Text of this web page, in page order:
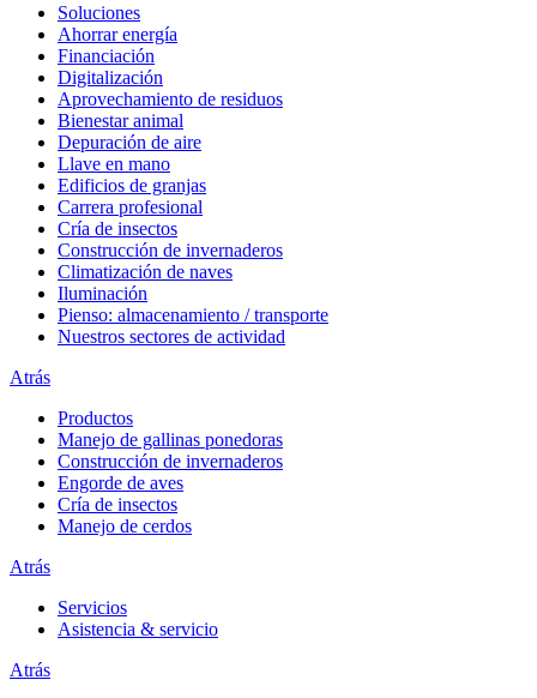
Soluciones
Ahorrar energía
Financiación
Digitalización
Aprovechamiento de residuos
Bienestar animal
Depuración de aire
Llave en mano
Edificios de granjas
Carrera profesional
Cría de insectos
Construcción de invernaderos
Climatización de naves
Iluminación
Pienso: almacenamiento / transporte
Nuestros sectores de actividad
Atrás
Productos
Manejo de gallinas ponedoras
Construcción de invernaderos
Engorde de aves
Cría de insectos
Manejo de cerdos
Atrás
Servicios
Asistencia & servicio
Atrás